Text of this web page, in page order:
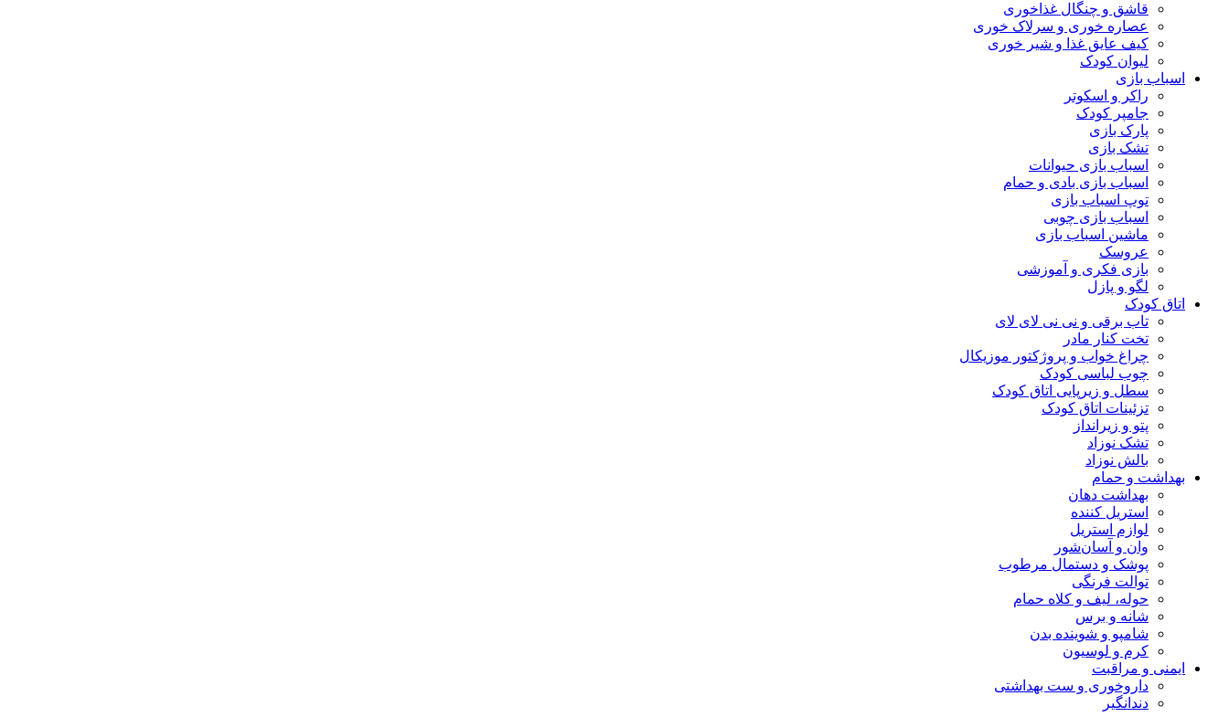
قاشق و چنگال غذاخوری
عصاره خوری و سرلاک خوری
کیف عایق غذا و شیر خوری
لیوان کودک
اسباب بازی
راکر و اسکوتر
جامپر کودک
پارک بازی
تشک بازی
اسباب بازی حیوانات
اسباب بازی بادی و حمام
توپ اسباب بازی
اسباب بازی چوبی
ماشین اسباب بازی
عروسک
بازی فکری و آموزشی
لگو و پازل
اتاق کودک
تاب برقی و نی نی لای لای
تخت کنار مادر
چراغ خواب و پروژکتور موزیکال
چوب لباسی کودک
سطل و زیرپایی اتاق کودک
تزئینات اتاق کودک
پتو و زیرانداز
تشک نوزاد
بالش نوزاد
بهداشت و حمام
بهداشت دهان
استریل کننده
لوازم استریل
وان و آسان‌شور
پوشک و دستمال مرطوب
توالت فرنگی
حوله، لیف و کلاه حمام
شانه و برس
شامپو و شوینده بدن
کرم و لوسیون
ایمنی و مراقبت
داروخوری و ست بهداشتی
دندانگیر